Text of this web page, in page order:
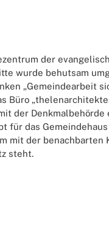
der
wurde behutsam
„Gemeindearbeit
Büro
der Denkmalbehörde
für das
mit der benachbarten
steht.